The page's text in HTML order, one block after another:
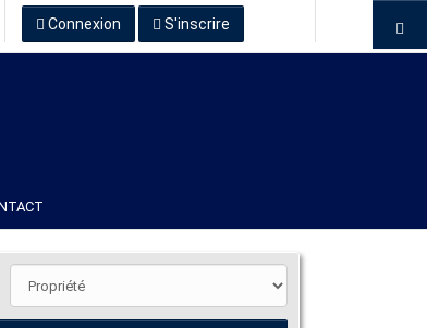
Connexion S'inscrire